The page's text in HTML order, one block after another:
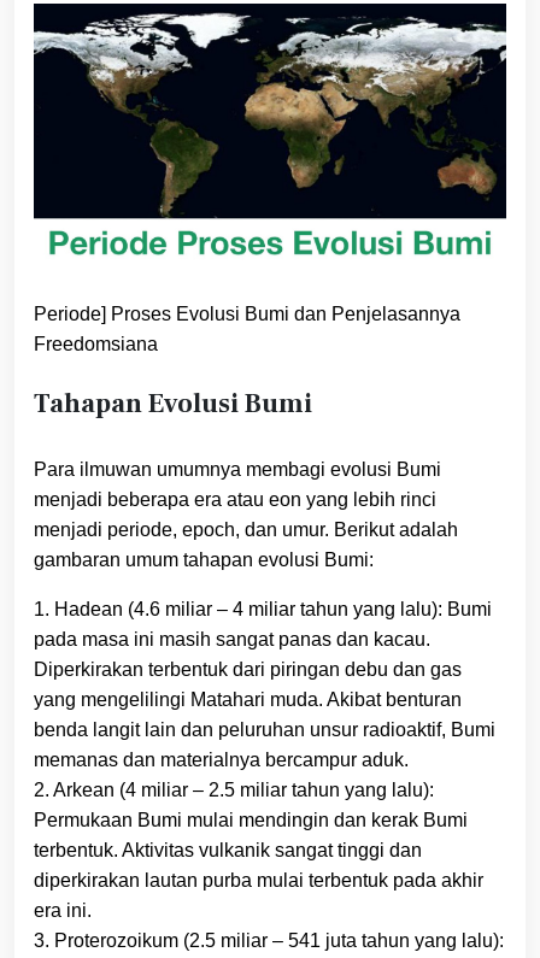
Periode] Proses Evolusi Bumi dan Penjelasannya
Freedomsiana
Tahapan Evolusi Bumi
Para ilmuwan umumnya membagi evolusi Bumi
menjadi beberapa era atau eon yang lebih rinci
menjadi periode, epoch, dan umur. Berikut adalah
gambaran umum tahapan evolusi Bumi:
1. Hadean (4.6 miliar – 4 miliar tahun yang lalu): Bumi
pada masa ini masih sangat panas dan kacau.
Diperkirakan terbentuk dari piringan debu dan gas
yang mengelilingi Matahari muda. Akibat benturan
benda langit lain dan peluruhan unsur radioaktif, Bumi
memanas dan materialnya bercampur aduk.
2. Arkean (4 miliar – 2.5 miliar tahun yang lalu):
Permukaan Bumi mulai mendingin dan kerak Bumi
terbentuk. Aktivitas vulkanik sangat tinggi dan
diperkirakan lautan purba mulai terbentuk pada akhir
era ini.
3. Proterozoikum (2.5 miliar – 541 juta tahun yang lalu):